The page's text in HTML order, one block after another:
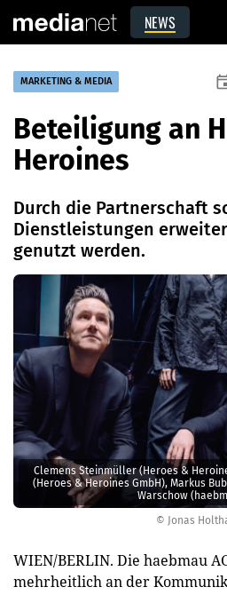
NEWS
© Jonas
Clemens Steinmüller (Heroes &
(Heroes & Heroines GmbH), Markus
Warschow
MARKETING & MEDIA
Beteiligung an
Heroines
Durch die Partnerschaft
Dienstleistungen
genutzt werden.
WIEN/BERLIN. Die haebmau
mehrheitlich an der